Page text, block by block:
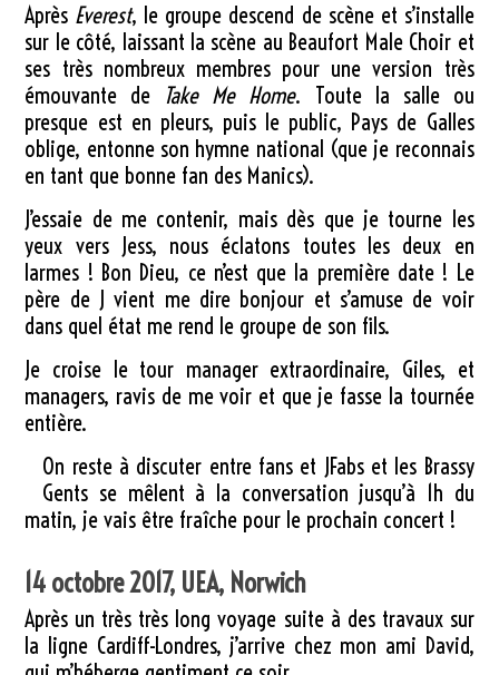
Après Everest, le groupe descend de scène et s’installe
sur le côté, laissant la scène au Beaufort Male Choir et
ses très nombreux membres pour une version très
émouvante de Take Me Home. Toute la salle ou
presque est en pleurs, puis le public, Pays de Galles
oblige, entonne son hymne national (que je reconnais
en tant que bonne fan des Manics).
J’essaie de me contenir, mais dès que je tourne les
yeux vers Jess, nous éclatons toutes les deux en
larmes ! Bon Dieu, ce n’est que la première date ! Le
père de J vient me dire bonjour et s’amuse de voir
dans quel état me rend le groupe de son fils.
Je croise le tour manager extraordinaire, Giles, et
managers, ravis de me voir et que je fasse la tournée
entière.
On reste à discuter entre fans et JFabs et les Brassy
Gents se mêlent à la conversation jusqu’à 1h du
matin, je vais être fraîche pour le prochain concert !
14 octobre 2017, UEA, Norwich
Après un très très long voyage suite à des travaux sur
la ligne Cardiff-Londres, j’arrive chez mon ami David,